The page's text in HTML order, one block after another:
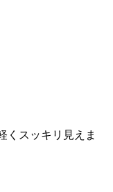
くスッキリ見えま